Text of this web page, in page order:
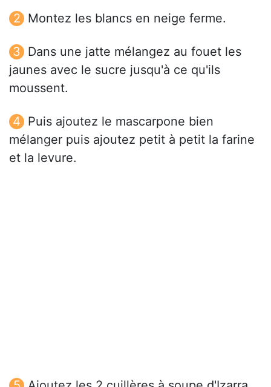
Montez les blancs en neige ferme.
Dans une jatte mélangez au fouet les
jaunes avec le sucre jusqu'à ce qu'ils
moussent.
Puis ajoutez le mascarpone bien
mélanger puis ajoutez petit à petit la farine
et la levure.